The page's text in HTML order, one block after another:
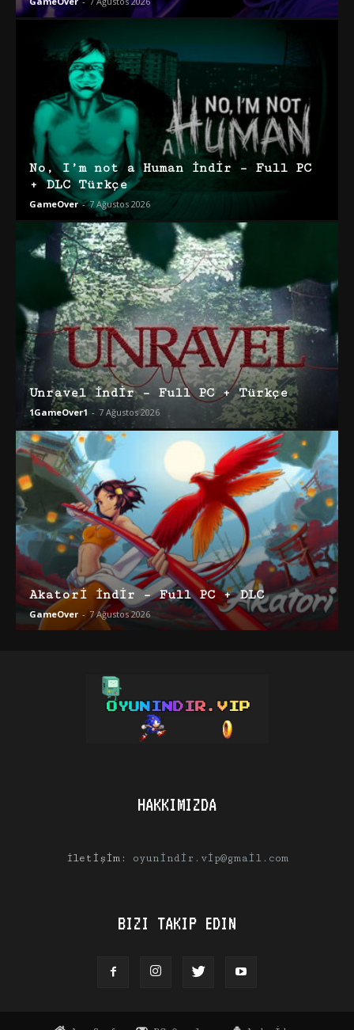
No, I’m not a Human İndir – Full PC
+ DLC Türkçe
GameOver - 7 Ağustos 2026
Unravel İndir – Full PC + Türkçe
1GameOver1 - 7 Ağustos 2026
Akatori İndir – Full PC + DLC
GameOver - 7 Ağustos 2026
HAKKIMIZDA
İletişim: oyunindir.vip@gmail.com
BIZI TAKIP EDIN